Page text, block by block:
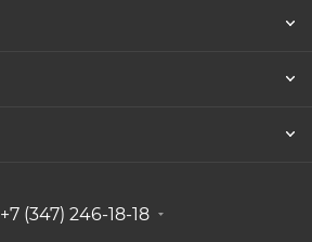
+7 (347) 246-18-18